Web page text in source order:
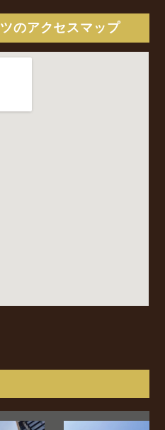
のアクセスマップ